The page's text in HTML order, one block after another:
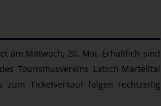
am Mittwoch, 20. Mai. Erhältlich sind
Tourismusvereins Latsch-Martelltal
Ticketverkauf folgen rechtzeitig